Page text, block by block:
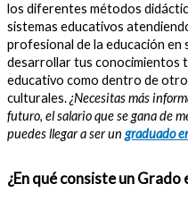
los diferentes métodos
sistemas educativos
profesional de la educación en
desarrollar tus conocimientos
educativo como dentro de
culturales.¿Necesitas más
futuro, el salario que se gana de
puedes llegar a ser un graduado
¿En qué consiste un